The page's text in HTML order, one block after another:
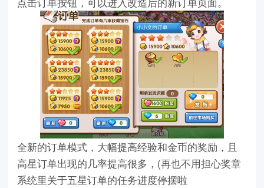
全新的订单模式，大幅提高经验和金币的奖励，且
高星订单出现的几率提高很多，(再也不用担心奖章
系统里关于五星订单的任务进度停摆啦